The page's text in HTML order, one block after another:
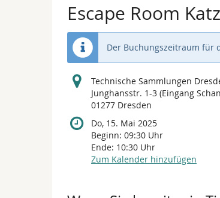
Escape Room
Der Buchungszeitraum für
Technische Sammlungen
Junghansstr. 1-3 (Eingang
01277 Dresden
Do, 15. Mai 2025
Beginn: 09:30 Uhr
Ende: 10:30 Uhr
Zum Kalender hinzufügen